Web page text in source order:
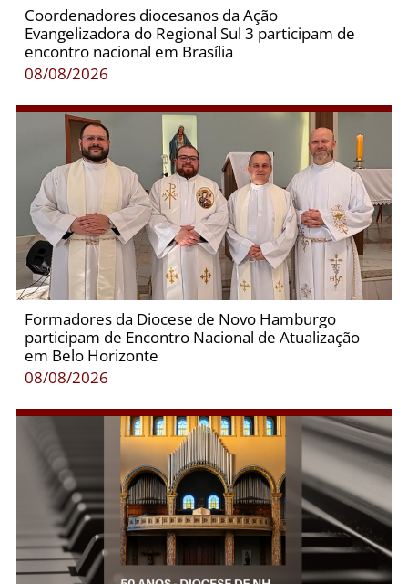
Coordenadores diocesanos da Ação
Evangelizadora do Regional Sul 3 participam de
encontro nacional em Brasília
08/08/2026
Formadores da Diocese de Novo Hamburgo
participam de Encontro Nacional de Atualização
em Belo Horizonte
08/08/2026